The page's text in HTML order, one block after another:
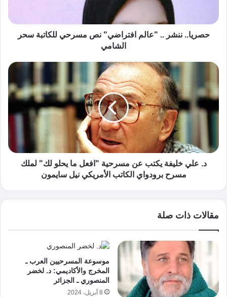
حصريا.. ننشر .. "عالم افتراضي" نص مسرحي للكاتبة سحر
الشامي
د. علي خليفة يكتب عن مسرحية "افعل ما يحلو لك" لملك
مسرح برودواي الكاتب الأمريكي نيل سايمون
مقالات ذات صلة
موسوعة المسرحيين العرب ـ
المخرج والأكاديمي: د. لخضر
المنصوري ـ الجزائر
8 أبريل، 2024